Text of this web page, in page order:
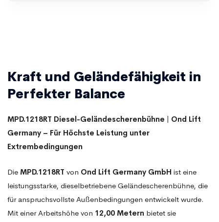
Kraft und Geländefähigkeit in
Perfekter Balance
MPD.1218RT Diesel-Geländescherenbühne | Ond Lift
Germany – Für Höchste Leistung unter
Extrembedingungen
Die MPD.1218RT von Ond Lift Germany GmbH ist eine
leistungsstarke, dieselbetriebene Geländescherenbühne, die
für anspruchsvollste Außenbedingungen entwickelt wurde.
Mit einer Arbeitshöhe von 12,00 Metern bietet sie